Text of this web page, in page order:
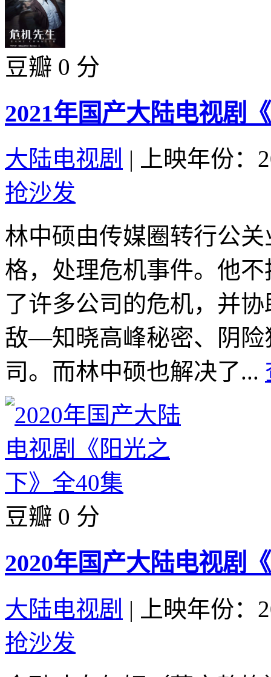
豆瓣 0 分
2021年国产大陆电视剧
大陆电视剧 |
上映年份：
抢沙发
林中硕由传媒圈转行公
格，处理危机事件。他
了许多公司的危机，并
敌—知晓高峰秘密、阴险
司。而林中硕也解决了...
豆瓣 0 分
2020年国产大陆电视剧
大陆电视剧 |
上映年份：
抢沙发